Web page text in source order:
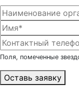
Поля, помеченные
Оставь заявку